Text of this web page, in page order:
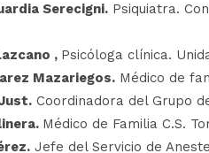
Serecigni. Psiquiatra.
, Psicóloga clínica.
Mazariegos. Médico de
Coordinadora del Grupo
Médico de Familia C.S.
Jefe del Servicio de